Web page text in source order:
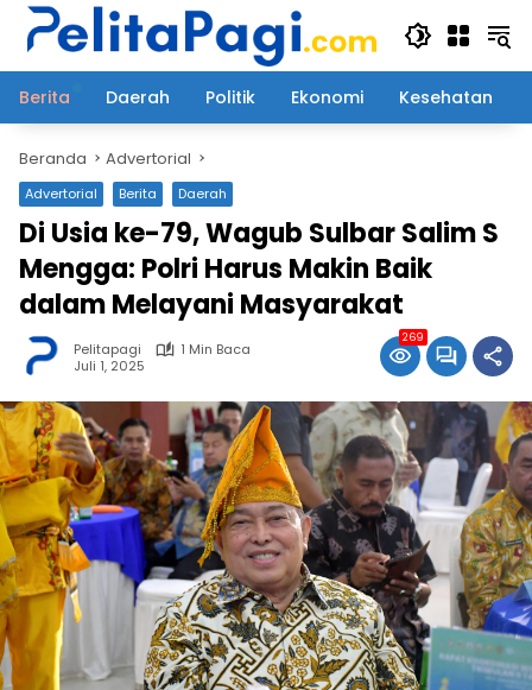
Langsung
Berita
Daerah Politik Ekonomi Kesehatan
Beranda Advertorial
Advertorial Berita Daerah
Di Usia ke-79, Wagub Sulbar Salim S
Mengga: Polri Harus Makin Baik
dalam Melayani Masyarakat
Pelitapagi
1 Min Baca
Juli 1, 2025
269